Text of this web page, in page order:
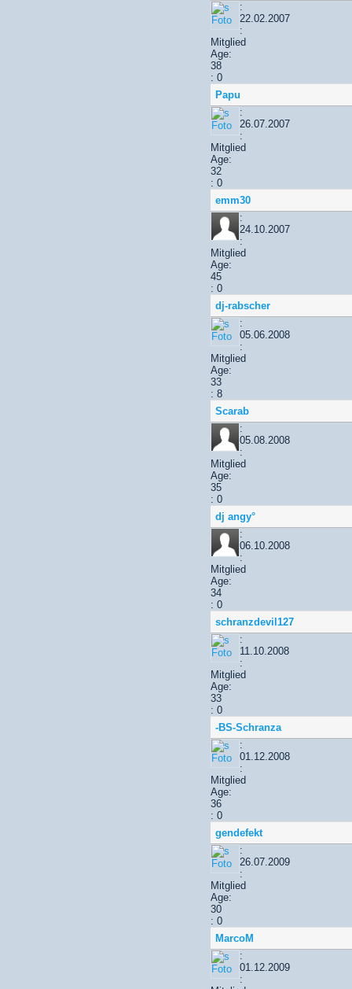
:
22.02.2007
:
Mitglied
Age:
38
: 0
Papu
:
26.07.2007
:
Mitglied
Age:
32
: 0
emm30
:
24.10.2007
:
Mitglied
Age:
45
: 0
dj-rabscher
:
05.06.2008
:
Mitglied
Age:
33
: 8
Scarab
:
05.08.2008
:
Mitglied
Age:
35
: 0
dj angy°
:
06.10.2008
:
Mitglied
Age:
34
: 0
schranzdevil127
:
11.10.2008
:
Mitglied
Age:
33
: 0
-BS-Schranza
:
01.12.2008
:
Mitglied
Age:
36
: 0
gendefekt
:
26.07.2009
:
Mitglied
Age:
30
: 0
MarcoM
:
01.12.2009
: